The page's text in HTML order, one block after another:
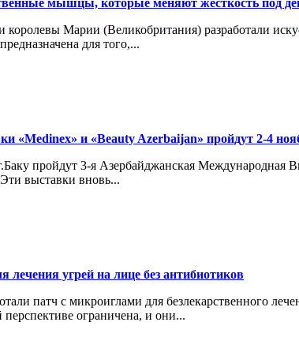
мышцы, которые меняют жесткость под
Марии (Великобритания) разработали
для того,...
«Medinex» и «Beauty Azerbaijan» пройдут 2-4
пройдут 3-я Азербайджанская
выставки вновь...
лечения угрей на лице без антибиотиков
патч с микроиглами для безлекарственного
ограничена, и они...